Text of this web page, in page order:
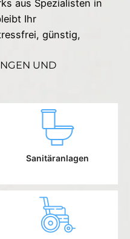
aus Spezialisten in
Ihr
günstig,
UND
Sanitäranlagen